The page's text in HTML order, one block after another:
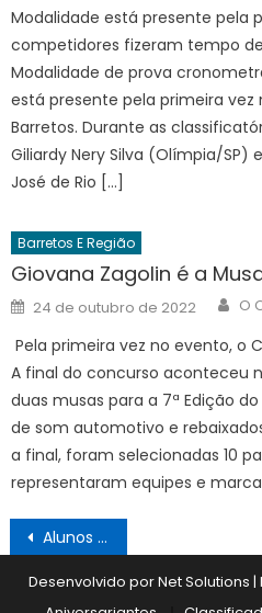
Modalidade está presente pela
competidores fizeram tempo
Modalidade de prova
está presente pela primeira vez
Barretos. Durante as
Giliardy Nery Silva (Olímpia/SP)
José de Rio […]
Barretos E Região
Giovana Zagolin é a
Posted
on
24 de outubro de 2022 O
Pela primeira vez no evento, o
A final do concurso aconteceu
duas musas para a 7ª Edição
de som automotivo e
a final, foram selecionadas 10
representaram equipes e
Navegação
de
Post
Alunos visitam estande da Coopercitrus na Agrishow para conhecer o agro sustentável
Desenvolvido por Net Solutions |